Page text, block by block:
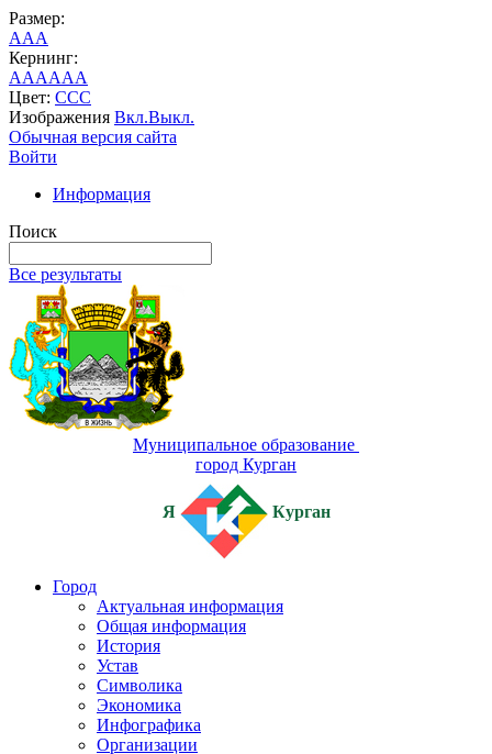
Размер:
AAA
Кернинг:
AAAAAA
Цвет: CCC
Изображения Вкл.Выкл.
Обычная версия сайта
Войти
Информация
Поиск
Все результаты
Муниципальное образование
город Курган
Я Курган
Город
Актуальная информация
Общая информация
История
Устав
Символика
Экономика
Инфографика
Организации